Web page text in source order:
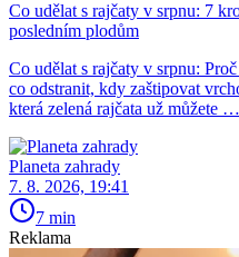
Co udělat s rajčaty v srpnu: 7
posledním plodům
Co udělat s rajčaty v srpnu:
co odstranit, kdy zaštipovat
která zelená rajčata už můžete …
Planeta zahrady
7. 8. 2026, 19:41
7 min
Reklama